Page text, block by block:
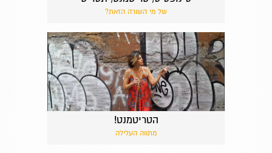
של מי השורה הזאת?
הטריטמנט!
מתווה העלילה